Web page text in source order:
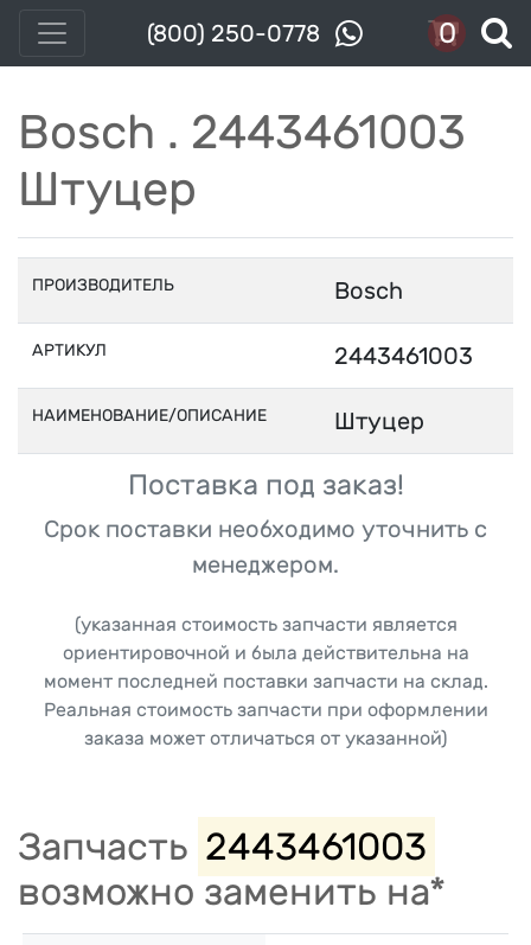
(800) 250-0778 0
Bosch . 2443461003
Штуцер
ПРОИЗВОДИТЕЛЬ Bosch
АРТИКУЛ 2443461003
НАИМЕНОВАНИЕ/ОПИСАНИЕ Штуцер
Поставка под заказ!
Срок поставки необходимо уточнить с
менеджером.
(указанная стоимость запчасти является
ориентировочной и была действительна на
момент последней поставки запчасти на склад.
Реальная стоимость запчасти при оформлении
заказа может отличаться от указанной)
Запчасть 2443461003
возможно заменить на*